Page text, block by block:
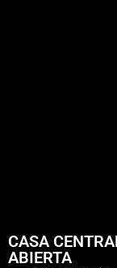
CASA
ABIERTA